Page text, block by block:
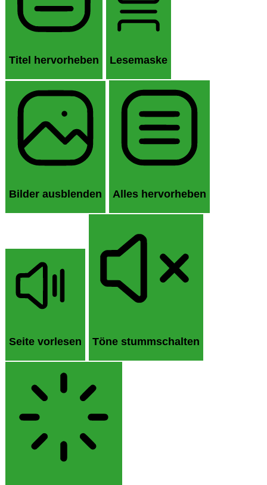
Titel hervorheben Lesemaske
Bilder ausblenden Alles hervorheben
Seite vorlesen Töne stummschalten